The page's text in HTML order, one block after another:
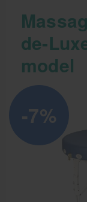
Massage
Massagetafels
Elektrische
Mobiele
Massagestoel
de-
model
-7%